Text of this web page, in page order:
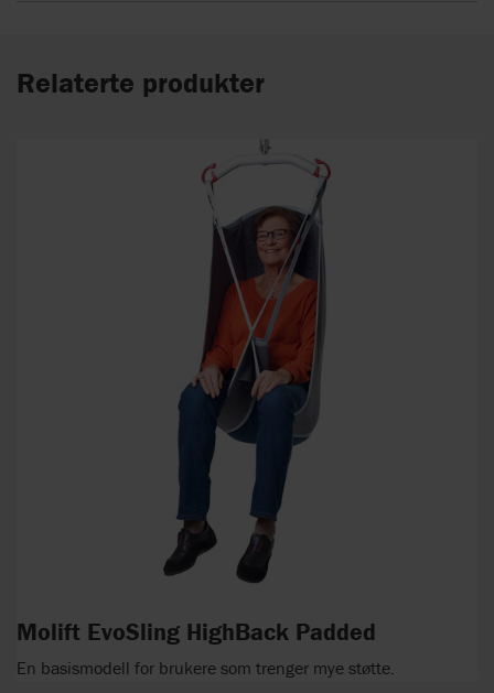
Relaterte produkter
Molift EvoSling HighBack Padded
En basismodell for brukere som trenger mye støtte.